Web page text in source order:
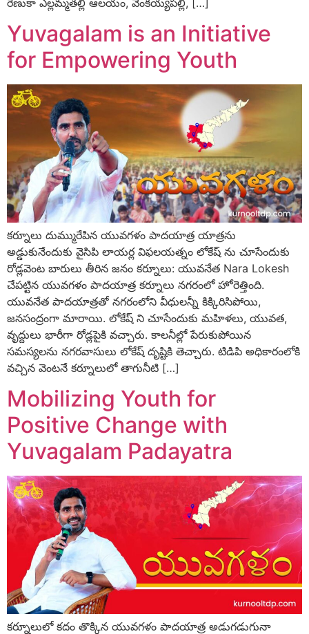
Yuvagalam is an Initiative
for Empowering Youth
కర్నూలు దుమ్మురేపిన యువగళం పాదయాత్ర యాత్రను
అడ్డుకునేందుకు వైసిపి లాయర్ల విఫలయత్నం లోకేష్ ను చూసేందుకు
రోడ్లవెంట బారులు తీరిన జనం కర్నూలు: యువనేత Nara Lokesh
చేపట్టిన యువగళం పాదయాత్ర కర్నూలు నగరంలో హోరెత్తింది.
యువనేత పాదయాత్రతో నగరంలోని వీధులన్నీ కిక్కిరిసిపోయి,
జనసంద్రంగా మారాయి. లోకేష్ ని చూసేందుకు మహిళలు, యువత,
వృద్దులు భారీగా రోడ్లపైకి వచ్చారు. కాలనీల్లో పేరుకుపోయిన
సమస్యలను నగరవాసులు లోకేష్ దృష్టికి తెచ్చారు. టిడిపి అధికారంలోకి
వచ్చిన వెంటనే కర్నూలులో తాగునీటి […]
Mobilizing Youth for
Positive Change with
Yuvagalam Padayatra
కర్నూలులో కదం తొక్కిన యువగళం పాదయాత్ర అడుగడుగునా